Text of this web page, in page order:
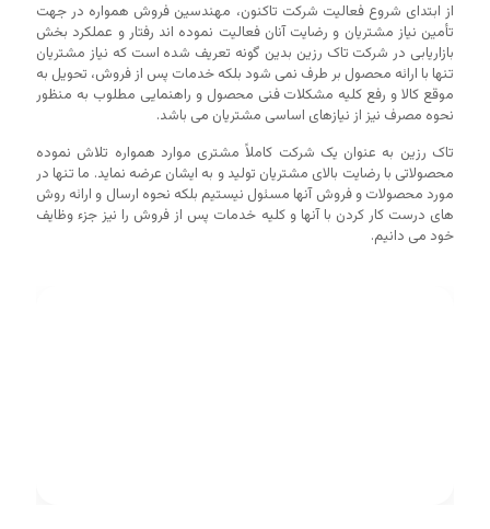
از ابتدای شروع فعالیت شرکت تاکنون،‌ مهندسین فروش همواره در جهت
تأمین نیاز مشتریان و رضایت آنان فعالیت نموده اند رفتار و عملکرد بخش
بازاریابی در شرکت تاک رزین بدین گونه تعریف شده است که نیاز مشتریان
تنها با ارائه محصول بر طرف نمی شود بلکه خدمات پس از فروش، تحویل به
موقع کالا و رفع کلیه مشکلات فنی محصول و راهنمایی مطلوب به منظور
نحوه مصرف نیز از نیازهای اساسی مشتریان می باشد.
تاک رزین به عنوان یک شرکت کاملاً مشتری موارد همواره تلاش نموده
محصولاتی با رضایت بالای مشتریان تولید و به ایشان عرضه نماید. ما تنها در
مورد محصولات و فروش آنها مسئول نیستیم بلکه نحوه ارسال و ارائه روش
های درست کار کردن با آنها و کلیه خدمات پس از فروش را نیز جزء وظایف
خود می دانیم.